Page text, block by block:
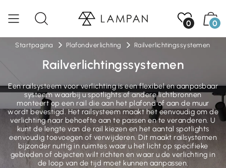
0 0
Startpagina Plafondverlichting Railverlichtingssystemen
Railverlichtingssystemen
Een railsysteem voor verlichting is een flexibel en aanpasbaar
systeem waarbij u spotlights of andere lichtbronnen
monteert op een rail die aan het plafond of aan de muur
wordt bevestigd. Het railsysteem maakt het eenvoudig om de
verlichting naar behoefte aan te passen en te veranderen. U
kunt de lengte van de rail kiezen en het aantal spotlights
eenvoudig toevoegen of verwijderen. Dit maakt railsystemen
bijzonder nuttig in ruimtes waar u het licht op specifieke
gebieden of objecten wilt richten en waar u de verlichting in
de loop van de tijd moet kunnen aanpassen.